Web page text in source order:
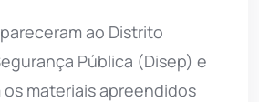
ao Distrito
Pública (Disep) e
materiais apreendidos